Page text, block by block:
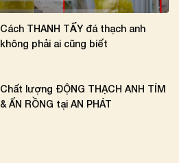
Cách THANH TẨY đá thạch anh
không phải ai cũng biết
Chất lượng ĐỘNG THẠCH ANH TÍM
& ẤN RỒNG tại AN PHÁT